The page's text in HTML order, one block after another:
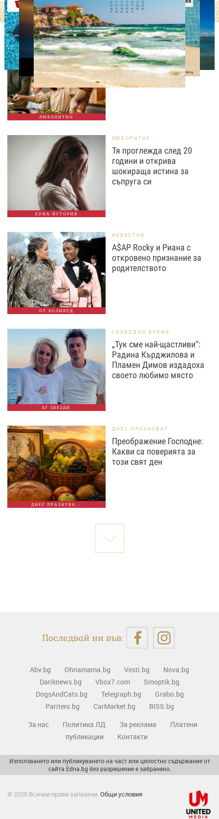
Оферти
ЛЮБОПИТНО
ЛЮБОПИТНО
Тайната на добрата
вечеря не се крие в
сложната рецепта
EDNA ИСТОРИЯ
ЛЮБОПИТНО
Тя проглежда след 20
години и открива
шокираща истина за
съпруга си
ОТ ХОЛИВУД
ИЗВЕСТНИ
A$AP Rocky и Риана с
откровено признание за
родителството
БГ ЗВЕЗДИ
СВОБОДНО ВРЕМЕ
„Тук сме най-щастливи“:
Радина Кърджилова и
Пламен Димов издадоха
своето любимо място
ДНЕС ПРАЗНУВА...
ДНЕС ПРАЗНУВАТ
Преображение Господне:
Какви са поверията за
този свят ден
Последвай ни във:
Abv.bg Ohnamama.bg Vesti.bg
Nova.bg
Dariknews.bg
Vbox7.com
Sinoptik.bg
DogsAndCats.bg
Telegraph.bg
Grabo.bg
Pariteni.bg
CarMarket.bg
BISS.bg
За нас
Политика ЛД За реклама
Платени
публикации
Контакти
Използването или публикуването на част или цялостно съдържание от
сайта Edna.bg без разрешение е забранено.
© 2026 Всички права запазени. Общи условия